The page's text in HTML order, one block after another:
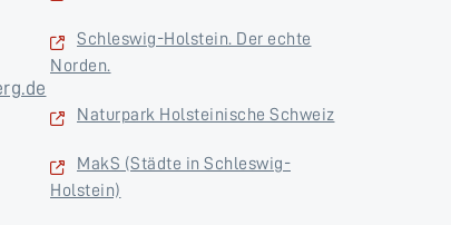
Schleswig-Holstein. Der echte
Norden.
Naturpark Holsteinische Schweiz
MakS (Städte in Schleswig-
Holstein)